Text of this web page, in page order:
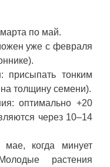
по май.
уже с февраля
присыпать тонким
толщину семени).
оптимально +20
через 10–14
когда минует
растения